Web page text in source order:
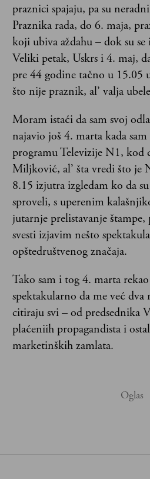
praznici spajaju, pa su
Praznika rada, do 6. maja,
koji ubiva aždahu – dok su
Veliki petak, Uskrs i 4. maj,
pre 44 godine tačno u 15.05
što nije praznik, al’ valja
Moram istaći da sam svoj
najavio još 4. marta kada
programu Televizije N1, kod
Miljković, al’ šta vredi što je
8.15 izjutra izgledam ko da
sproveli, s uperenim
jutarnje prelistavanje
svesti izjavim nešto
opštedruštvenog značaja.
Tako sam i tog 4. marta
spektakularno da me već dva
citiraju svi – od predsednika
plaćeniih propagandista i
marketinških zamlata.